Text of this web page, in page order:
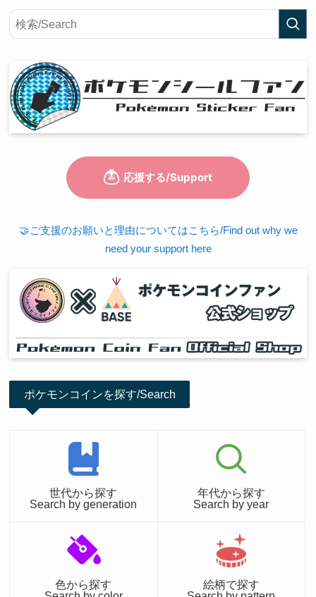
🤝ご支援のお願いと理由についてはこちら/Find out why we
need your support here
ポケモンコインを探す/Search
世代から探す
Search by generation
年代から探す
Search by year
色から探す
絵柄で探す